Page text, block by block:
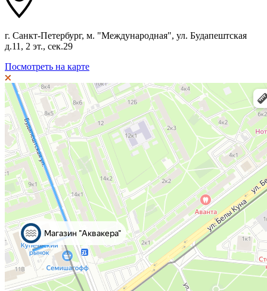
г. Санкт-Петербург, м. "Международная", ул. Будапештская
д.11, 2 эт., сек.29
Посмотреть на карте